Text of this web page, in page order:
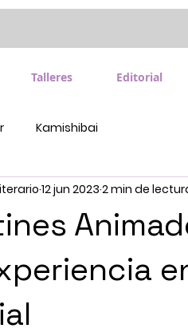
Talleres Editorial
Kamishibai
12 jun 2023 2 min de